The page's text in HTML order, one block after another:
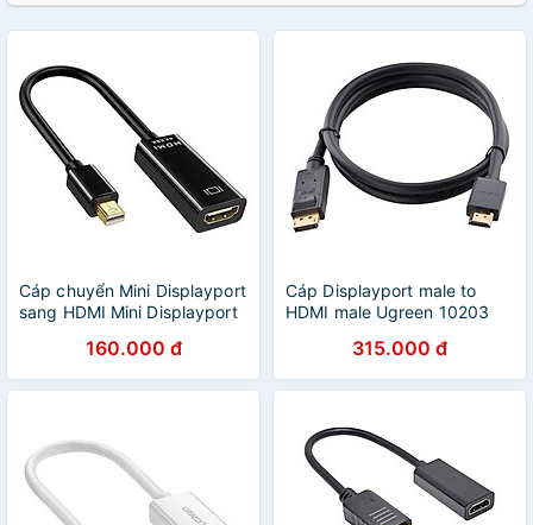
Cáp chuyển Mini Displayport
sang HDMI Mini Displayport
Thunderbolt To HDMI - Hàng
Nhập Khẩu - Giao Màu Ngẫu
Nhiên
160.000 đ
Cáp Displayport male to
HDMI male Ugreen 10203
315.000 đ